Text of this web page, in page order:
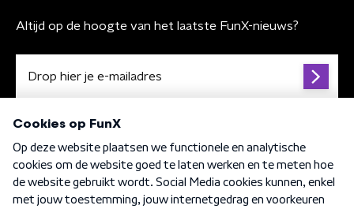
Altijd op de hoogte van het laatste FunX-nieuws?
Algemene voorwaarden Privacybeleid